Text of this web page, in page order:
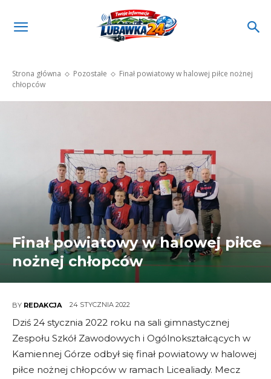
Strona główna Pozostałe
Finał powiatowy w halowej piłce nożnej
chłopców
Finał powiatowy w halowej piłce
nożnej chłopców
BY REDAKCJA 24 STYCZNIA 2022
Dziś 24 stycznia 2022 roku na sali gimnastycznej
Zespołu Szkół Zawodowych i Ogólnokształcących w
Kamiennej Górze odbył się finał powiatowy w halowej
piłce nożnej chłopców w ramach Licealiady. Mecz